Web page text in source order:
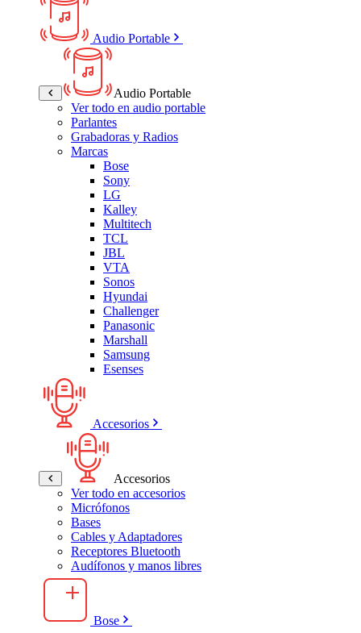
Audio Portable
Audio Portable
Ver todo en audio portable
Parlantes
Grabadoras y Radios
Marcas
Bose
Sony
LG
Kalley
Multitech
TCL
JBL
VTA
Sonos
Hyundai
Challenger
Panasonic
Marshall
Samsung
Esenses
Accesorios
Accesorios
Ver todo en accesorios
Micrófonos
Bases
Cables y Adaptadores
Receptores Bluetooth
Audífonos y manos libres
Bose